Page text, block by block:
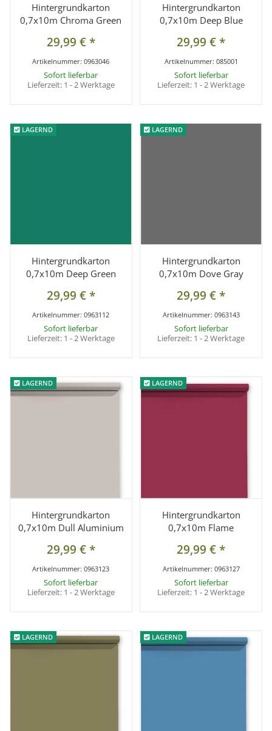
Hintergrundkarton
0,7x10m Chroma Green
29,99 €*
Artikelnummer:0963046
Sofort lieferbar
Lieferzeit: 1 - 2 Werktage
Hintergrundkarton
0,7x10m Deep Blue
29,99 €*
Artikelnummer: 085001
Sofort lieferbar
Lieferzeit: 1 - 2 Werktage
LAGERND
LAGERND
Hintergrundkarton
0,7x10m Deep Green
29,99 €*
Artikelnummer:0963112
Sofort lieferbar
Lieferzeit: 1 - 2 Werktage
LAGERND
LAGERND
Hintergrundkarton
0,7x10m Dove Gray
29,99 €*
Artikelnummer: 0963143
Sofort lieferbar
Lieferzeit: 1 - 2 Werktage
LAGERND
LAGERND
Hintergrundkarton
0,7x10m Dull Aluminium
29,99 €*
Artikelnummer:0963123
Sofort lieferbar
Lieferzeit: 1 - 2 Werktage
LAGERND
LAGERND
Hintergrundkarton
0,7x10m Flame
29,99 €*
Artikelnummer: 0963127
Sofort lieferbar
Lieferzeit: 1 - 2 Werktage
LAGERND
LAGERND LAGERND
LAGERND